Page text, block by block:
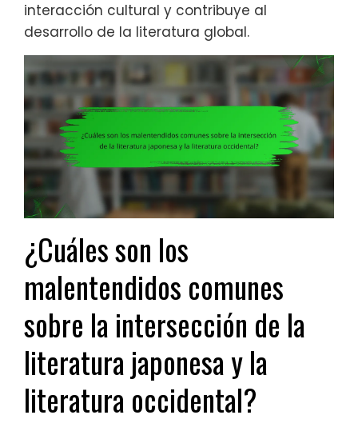
interacción cultural y contribuye al
desarrollo de la literatura global.
¿Cuáles son los
malentendidos comunes
sobre la intersección de la
literatura japonesa y la
literatura occidental?